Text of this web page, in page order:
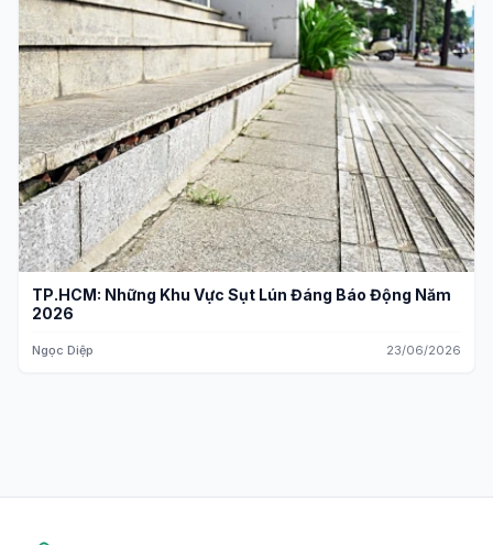
TP.HCM: Những Khu Vực Sụt Lún Đáng Báo Động Năm
2026
Ngọc Diệp 23/06/2026